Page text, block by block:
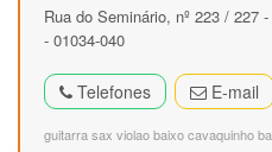
Rua do Seminário, nº 223 / 227
- 01034-040
Telefones E-mail
guitarra sax violao baixo cavaquinho